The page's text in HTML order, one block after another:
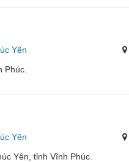
Yên
Phúc.
Yên
Yên, tỉnh Vĩnh Phúc.